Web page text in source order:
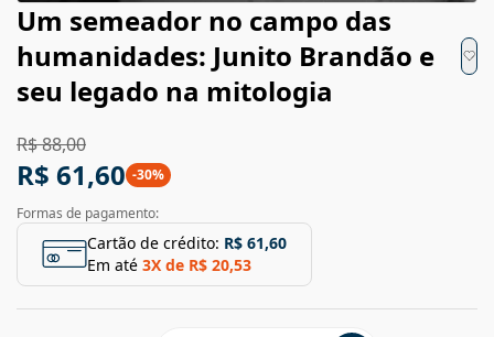
Um semeador no campo das
humanidades: Junito Brandão e
seu legado na mitologia
R$ 88,00
R$ 61,60 -30%
Formas de pagamento:
Cartão de crédito: R$ 61,60
Em até 3X de R$ 20,53